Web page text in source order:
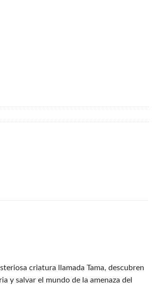
criatura llamada Tama, descubren
y salvar el mundo de la amenaza del